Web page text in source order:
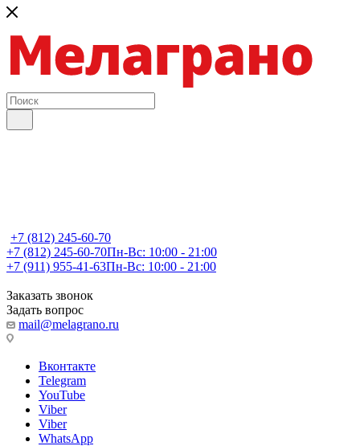
+7 (812) 245-60-70
+7 (812) 245-60-70Пн-Вс: 10:00 - 21:00
+7 (911) 955-41-63Пн-Вс: 10:00 - 21:00
Заказать звонок
Задать вопрос
mail@melagrano.ru
Вконтакте
Telegram
YouTube
Viber
Viber
WhatsApp